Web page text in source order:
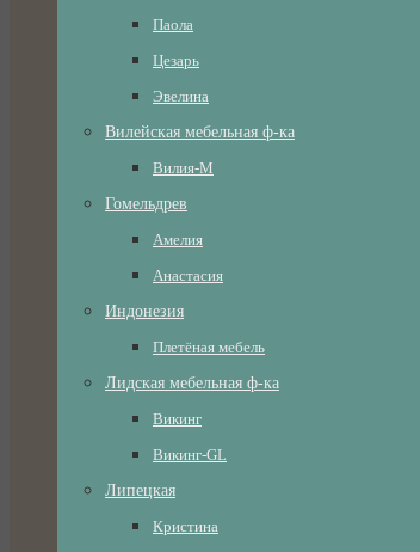
Паола
Цезарь
Эвелина
Вилейская мебельная ф-ка
Вилия-М
Гомельдрев
Амелия
Анастасия
Индонезия
Плетёная мебель
Лидская мебельная ф-ка
Викинг
Викинг-GL
Липецкая
Кристина